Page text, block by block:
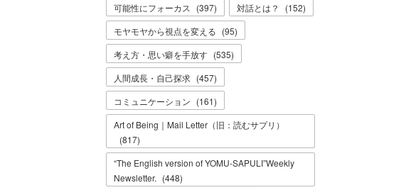
可能性にフォーカス
(397) 対話とは？ (152)
モヤモヤから視点を変える (95)
考え方・思い癖を手放す (535)
人間成長・自己探求 (457)
コミュニケーション (161)
Art of Being｜Mail Letter（旧：読むサプリ）
(817)
“The English version of YOMU-SAPULI”Weekly
Newsletter. (448)